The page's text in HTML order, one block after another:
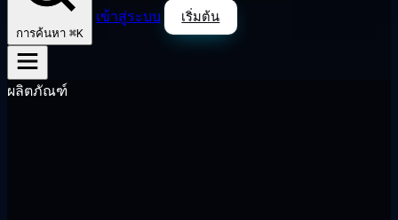
การค้นหา ⌘K
เข้าสู่ระบบ เริ่มต้น
ผลิตภัณฑ์